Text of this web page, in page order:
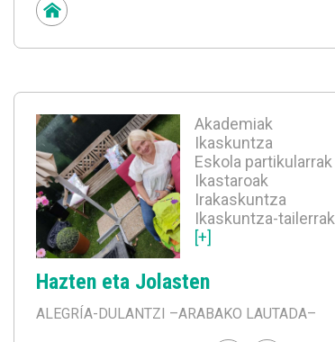
Akademiak
Ikaskuntza
Eskola partikularrak
Ikastaroak
Irakaskuntza
Ikaskuntza-tailerrak
[+]
Hazten eta Jolasten
ALEGRÍA-DULANTZI –ARABAKO LAUTADA–